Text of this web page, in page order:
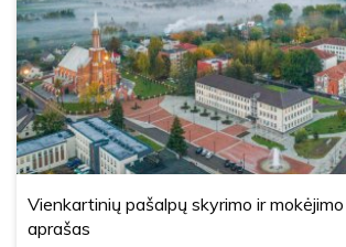
Vienkartinių pašalpų skyrimo ir
aprašas